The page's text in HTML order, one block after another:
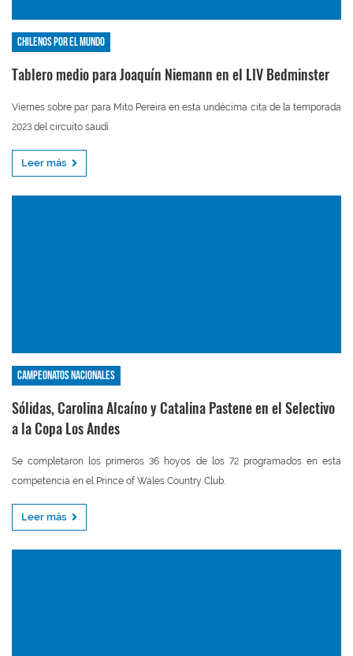
Chilenos por el mundo
Tablero medio para Joaquín Niemann en el LIV Bedminster
Viernes sobre par para Mito Pereira en esta undécima cita de la temporada
2023 del circuito saudí.
Leer más
Campeonatos nacionales
Sólidas, Carolina Alcaíno y Catalina Pastene en el Selectivo
a la Copa Los Andes
Se completaron los primeros 36 hoyos de los 72 programados en esta
competencia en el Prince of Wales Country Club.
Leer más